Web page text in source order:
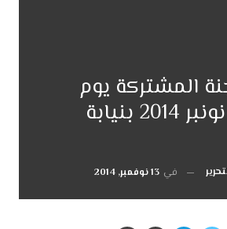
المشتركة يوم
الجمعة 14 نونبر 2014 بنيابة
في 13 نوفمبر, 2014